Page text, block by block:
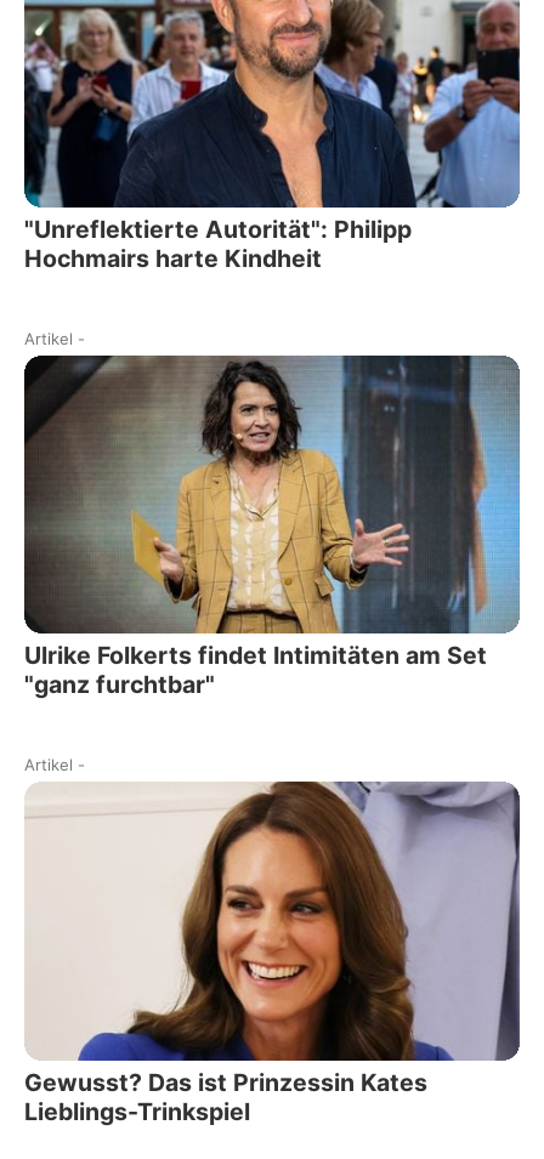
"Unreflektierte Autorität": Philipp
Hochmairs harte Kindheit
Artikel -
Ulrike Folkerts findet Intimitäten am Set
"ganz furchtbar"
Artikel -
Gewusst? Das ist Prinzessin Kates
Lieblings-Trinkspiel